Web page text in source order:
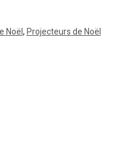
Noël,Projecteurs de Noël